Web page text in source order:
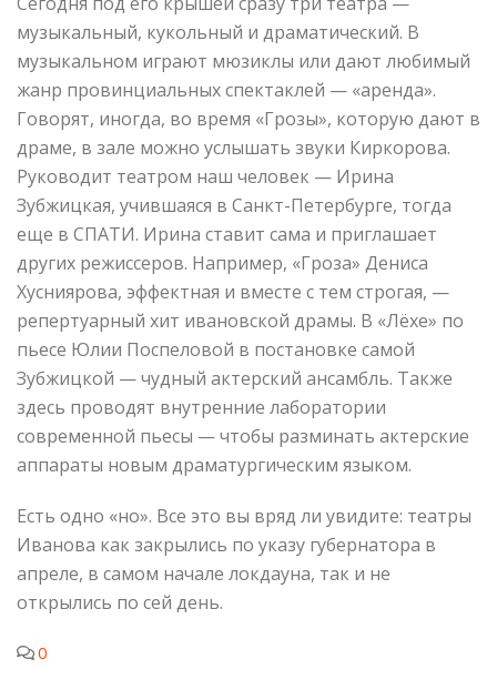
музыкальный, кукольный и драматический. В
музыкальном играют мюзиклы или дают любимый
жанр провинциальных спектаклей — «аренда».
Говорят, иногда, во время «Грозы», которую дают в
драме, в зале можно услышать звуки Киркорова.
Руководит театром наш человек — Ирина
Зубжицкая, учившаяся в Санкт-Петербурге, тогда
еще в СПАТИ. Ирина ставит сама и приглашает
других режиссеров. Например, «Гроза» Дениса
Хусниярова, эффектная и вместе с тем строгая, —
репертуарный хит ивановской драмы. В «Лёхе» по
пьесе Юлии Поспеловой в постановке самой
Зубжицкой — чудный актерский ансамбль. Также
здесь проводят внутренние лаборатории
современной пьесы — чтобы разминать актерские
аппараты новым драматургическим языком.
Есть одно «но». Все это вы вряд ли увидите: театры
Иванова как закрылись по указу губернатора в
апреле, в самом начале локдауна, так и не
открылись по сей день.
0